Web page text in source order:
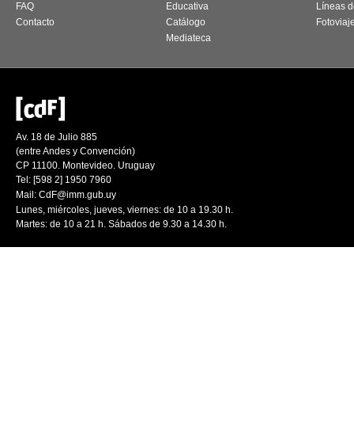
FAQ
Contacto
Educativa
Catálogo
Mediateca
Líneas
Av. 18 de Julio 885
(entre Andes y Convención)
CP 11100. Montevideo. Uruguay
Tel: [598 2] 1950 7960
Mail: CdF@imm.gub.uy
Lunes, miércoles, jueves, viernes: de 10 a 19.30 h.
Martes: de 10 a 21 h. Sábados de 9.30 a 14.30 h.